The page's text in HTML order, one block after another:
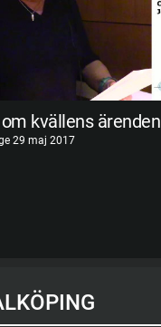
kvällens ärenden
29 maj 2017